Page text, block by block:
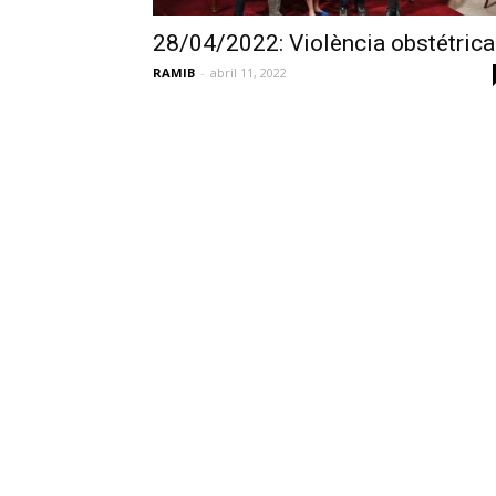
28/04/2022: Violència obstétrica
RAMIB - abril 11, 2022